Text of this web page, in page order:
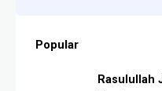
Popular
Rasulullah Juga Menganjurkan Minum